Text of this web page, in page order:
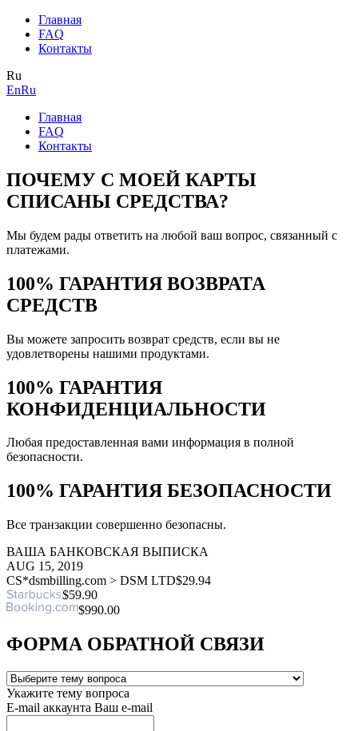
Главная
FAQ
Контакты
Ru
EnRu
Главная
FAQ
Контакты
ПОЧЕМУ С МОЕЙ КАРТЫ
СПИСАНЫ СРЕДСТВА?
Мы будем рады ответить на любой ваш вопрос, связанный с
платежами.
100% ГАРАНТИЯ ВОЗВРАТА
СРЕДСТВ
Вы можете запросить возврат средств, если вы не
удовлетворены нашими продуктами.
100% ГАРАНТИЯ
КОНФИДЕНЦИАЛЬНОСТИ
Любая предоставленная вами информация в полной
безопасности.
100% ГАРАНТИЯ БЕЗОПАСНОСТИ
Все транзакции совершенно безопасны.
ВАША БАНКОВСКАЯ ВЫПИСКА
AUG 15, 2019
CS*dsmbilling.com > DSM LTD$29.94
$59.90
$990.00
ФОРМА ОБРАТНОЙ СВЯЗИ
Укажите тему вопроса
E-mail аккаунта Ваш e-mail